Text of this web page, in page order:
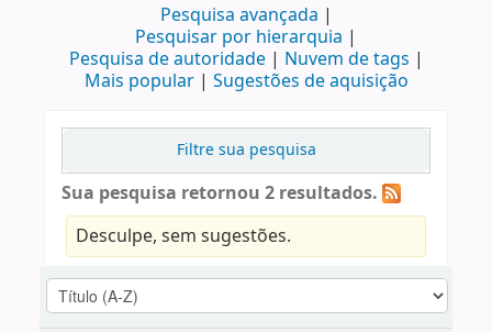
Pesquisa avançada
Pesquisar por hierarquia
Pesquisa de autoridade
Nuvem de tags
Mais popular
Sugestões de aquisição
Filtre sua pesquisa
Sua pesquisa retornou 2 resultados.
Desculpe, sem sugestões.